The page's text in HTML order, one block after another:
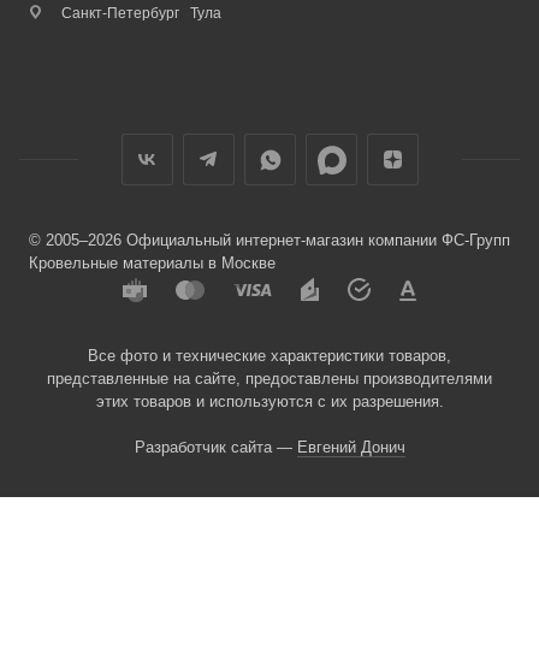
Санкт-Петербург Тула
© 2005–2026 Официальный интернет-магазин компании ФС-Групп
Кровельные материалы в Москве
Все фото и технические характеристики товаров,
представленные на сайте, предоставлены производителями
этих товаров и используются с их разрешения.
Разработчик сайта — Евгений Донич